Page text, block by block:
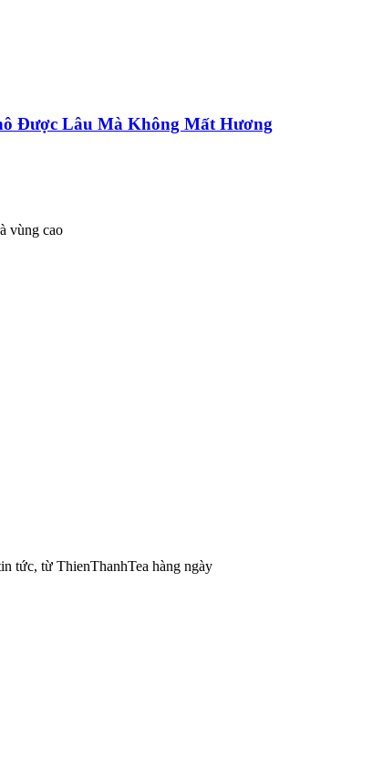
Được Lâu Mà Không Mất Hương
vùng cao
tức, từ ThienThanhTea hàng ngày